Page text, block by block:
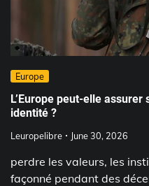
Europe
L’Europe peut-elle
identité ?
Leuropelibre June 30, 2026
perdre les valeurs, les
façonné pendant des